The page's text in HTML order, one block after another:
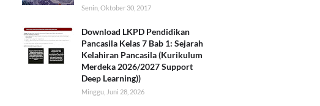
Senin, Oktober 30, 2017
Download LKPD Pendidikan
Pancasila Kelas 7 Bab 1: Sejarah
Kelahiran Pancasila (Kurikulum
Merdeka 2026/2027 Support
Deep Learning))
Minggu, Juni 28, 2026